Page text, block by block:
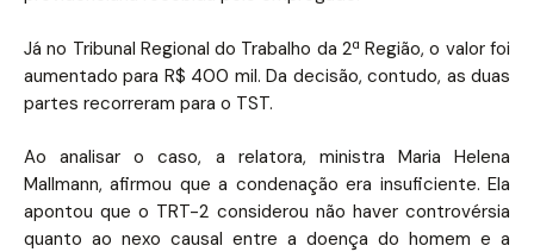
Já no Tribunal Regional do Trabalho da 2ª Região, o valor foi
aumentado para R$ 400 mil. Da decisão, contudo, as duas
partes recorreram para o TST.
Ao analisar o caso, a relatora, ministra Maria Helena
Mallmann, afirmou que a condenação era insuficiente. Ela
apontou que o TRT-2 considerou não haver controvérsia
quanto ao nexo causal entre a doença do homem e a